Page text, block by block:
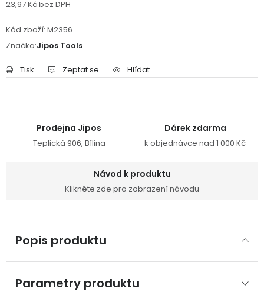
Reklamační formulář
Obchodní podmínky Reklamační řád
23,97 Kč bez DPH
Kód zboží: M2356
Značka:Jipos Tools
Tisk Zeptat se Hlídat
Prodejna Jipos
Teplická 906, Bílina
Dárek zdarma
k objednávce nad 1 000 Kč
Návod k produktu
Klikněte zde pro zobrazení návodu
Popis produktu
Parametry produktu